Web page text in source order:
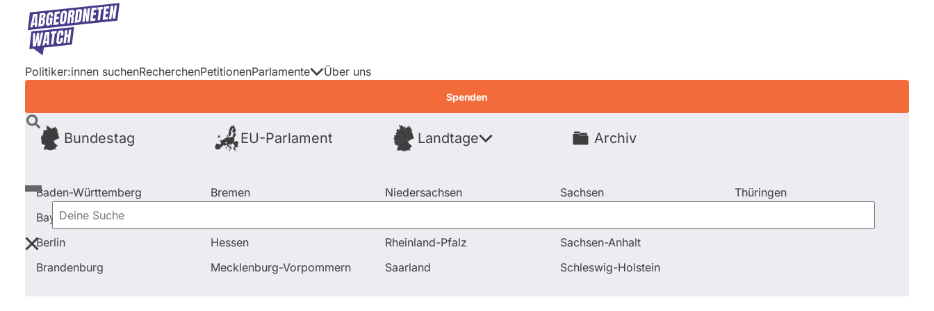
Direkt
Inhalt
Politiker:innen suchenRecherchenPetitionenParlamente
Bundestag EU-Parlament Landtage
Baden-Württemberg
Bayern
Berlin
Brandenburg
Bremen
Hessen
Mecklenburg-Vorpommern
Niedersachsen
Rheinland-Pfalz
Saarland
Sachsen
Sachsen-Anhalt
Schleswig-Holstein
Thüringen
Archiv
Über uns
Spenden
Deine
Suche
Startseite Frage stellen Roland Theis Abstimmungen